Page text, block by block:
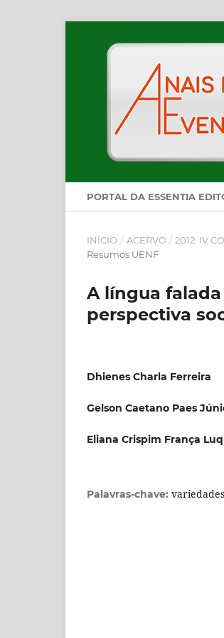
PORTAL DA ESSENTIA
INÍCIO / ACERVO / 2012: IV
Resumos UENF
A língua
perspectiva
Dhienes Charla Ferreira
Gelson Caetano Paes
Eliana Crispim França
Palavras-chave: